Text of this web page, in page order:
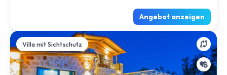
Angebot anzeigen
Villa mit Sichtschutz